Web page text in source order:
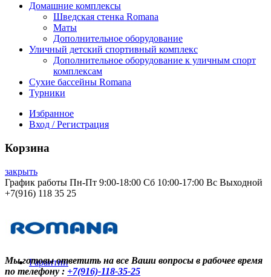
Домашние комплексы
Шведская стенка Romana
Маты
Дополнительное оборудование
Уличный детский спортивный комплекс
Дополнительное оборудование к уличным спорт
комплексам
Сухие бассейны Romana
Турники
Избранное
Вход / Регистрация
Корзина
закрыть
График работы Пн-Пт 9:00-18:00 Сб 10:00-17:00 Вс Выходной
+7(916) 118 35 25
Контакты
Гарантии
Мы готовы ответить на все Ваши вопросы в рабочее время
по телефону : +7(916)-118-35-25